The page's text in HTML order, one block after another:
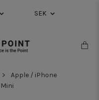
SEK
Apple / iPhone